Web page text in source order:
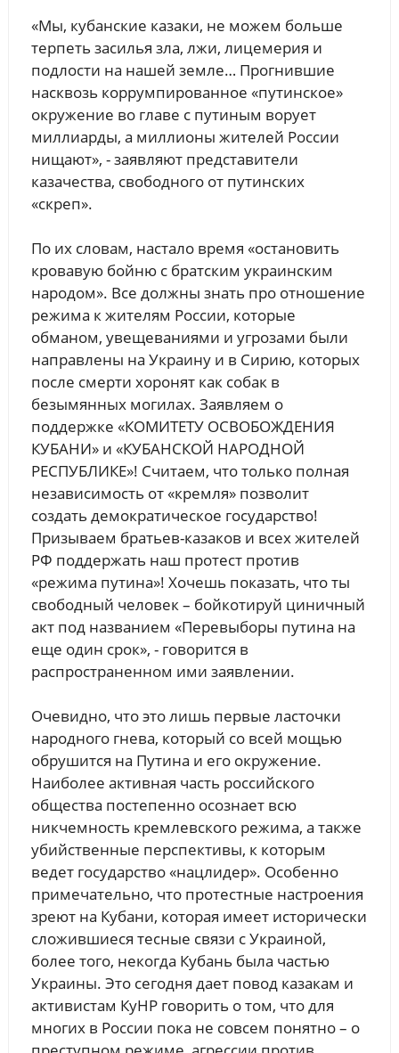
«Мы, кубанские казаки, не можем больше
терпеть засилья зла, лжи, лицемерия и
подлости на нашей земле… Прогнившие
насквозь коррумпированное «путинское»
окружение во главе с путиным ворует
миллиарды, а миллионы жителей России
нищают», - заявляют представители
казачества, свободного от путинских
«скреп».
По их словам, настало время «остановить
кровавую бойню с братским украинским
народом». Все должны знать про отношение
режима к жителям России, которые
обманом, увещеваниями и угрозами были
направлены на Украину и в Сирию, которых
после смерти хоронят как собак в
безымянных могилах. Заявляем о
поддержке «КОМИТЕТУ ОСВОБОЖДЕНИЯ
КУБАНИ» и «КУБАНСКОЙ НАРОДНОЙ
РЕСПУБЛИКЕ»! Считаем, что только полная
независимость от «кремля» позволит
создать демократическое государство!
Призываем братьев-казаков и всех жителей
РФ поддержать наш протест против
«режима путина»! Хочешь показать, что ты
свободный человек – бойкотируй циничный
акт под названием «Перевыборы путина на
еще один срок», - говорится в
распространенном ими заявлении.
Очевидно, что это лишь первые ласточки
народного гнева, который со всей мощью
обрушится на Путина и его окружение.
Наиболее активная часть российского
общества постепенно осознает всю
никчемность кремлевского режима, а также
убийственные перспективы, к которым
ведет государство «нацлидер». Особенно
примечательно, что протестные настроения
зреют на Кубани, которая имеет исторически
сложившиеся тесные связи с Украиной,
более того, некогда Кубань была частью
Украины. Это сегодня дает повод казакам и
активистам КуНР говорить о том, что для
многих в России пока не совсем понятно – о